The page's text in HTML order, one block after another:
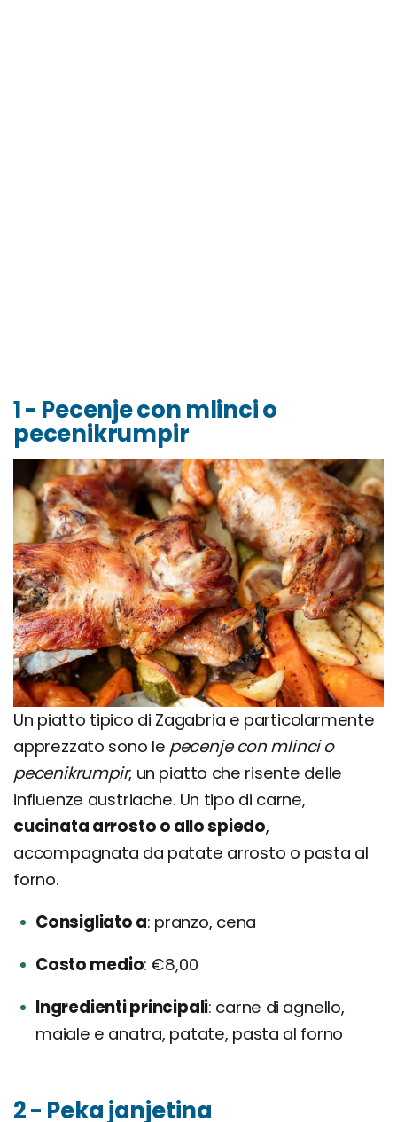
1 - Pecenje con mlinci o
pecenikrumpir
Un piatto tipico di Zagabria e particolarmente
apprezzato sono le pecenje con mlinci o
pecenikrumpir, un piatto che risente delle
influenze austriache. Un tipo di carne,
cucinata arrosto o allo spiedo,
accompagnata da patate arrosto o pasta al
forno.
Consigliato a pranzo, cena
Costo medio €8,00
Ingredienti principali carne di agnello,
maiale e anatra, patate, pasta al forno
2 - Peka janjetina